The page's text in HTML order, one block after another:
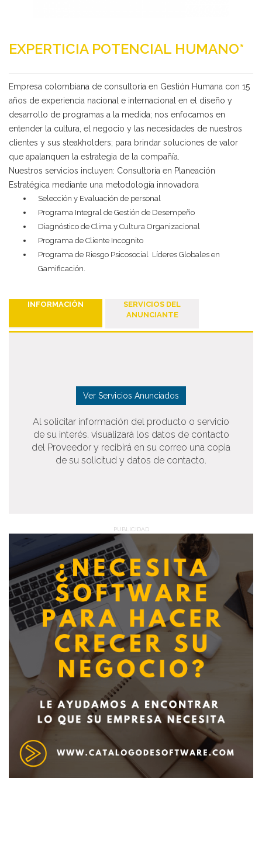
Deseo recibir información de otros Productos /
Al enviar este formulario aceptas nuestra
política de tratamiento datos personales.
EXPERTICIA POTENCIAL HUMANO*
Empresa colombiana de consultoría en Gestión Humana con 15
años de experiencia nacional e internacional en el diseño y
desarrollo de programas a la medida; nos enfocamos en
entender la cultura, el negocio y las necesidades de nuestros
clientes y sus steakholders; para brindar soluciones de valor
que apalanquen la estrategia de la compañía.
Nuestros servicios incluyen: Consultoría en Planeación
Estratégica mediante una metodología innovadora
Selección y Evaluación de personal
Programa Integral de Gestión de Desempeño
Diagnóstico de Clima y Cultura Organizacional
Programa de Cliente Incognito
Programa de Riesgo Psicosocial Líderes Globales en
Gamificación.
INFORMACIÓN
SERVICIOS DEL
ANUNCIANTE
Ver Servicios Anunciados
Al solicitar información del producto o servicio
de su interés. visualizará los datos de contacto
del Proveedor y recibirá en su correo una copia
de su solicitud y datos de contacto.
PUBLICIDAD